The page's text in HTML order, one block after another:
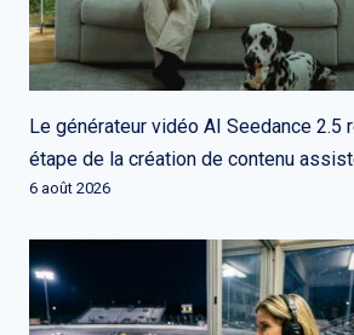
Le générateur vidéo AI Seedance 2.5
étape de la création de contenu
6 août 2026